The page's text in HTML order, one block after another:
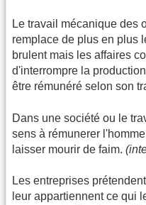
Le travail mécanique des
remplace de plus en plus
brulent mais les affaires
d'interrompre la
être rémunéré selon son
Dans une société ou le
sens à rémunerer
laisser mourir de faim.
Les entreprises
leur appartiennent ce qui